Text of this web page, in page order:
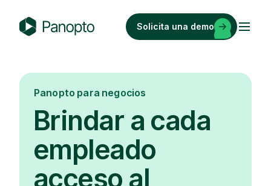
n
Solicita una demo
Panopto para negocios
Brindar a cada
empleado
acceso al